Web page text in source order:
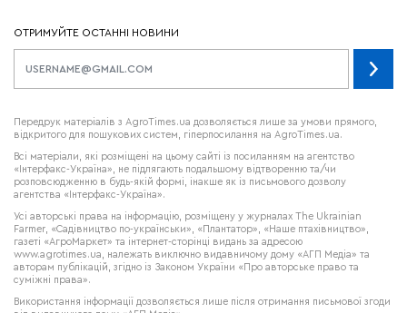
ОТРИМУЙТЕ ОСТАННІ НОВИНИ
Передрук матеріалів з AgroTimes.ua дозволяється лише за умови прямого,
відкритого для пошукових систем, гіперпосилання на AgroTimes.ua.
Всі матеріали, які розміщені на цьому сайті із посиланням на агентство
«Інтерфакс-Україна», не підлягають подальшому відтворенню та/чи
розповсюдженню в будь-якій формі, інакше як із письмового дозволу
агентства «Інтерфакс-Україна».
Усі авторські права на інформацію, розміщену у журналах The Ukrainian
Farmer, «Садівництво по-українськи», «Плантатор», «Наше птахівництво»,
газеті «АгроМаркет» та інтернет-сторінці видань за адресою
www.agrotimes.ua, належать виключно видавничому дому «АГП Медіа» та
авторам публікацій, згідно із Законом України «Про авторське право та
суміжні права».
Використання інформації дозволяється лише після отримання письмової згоди